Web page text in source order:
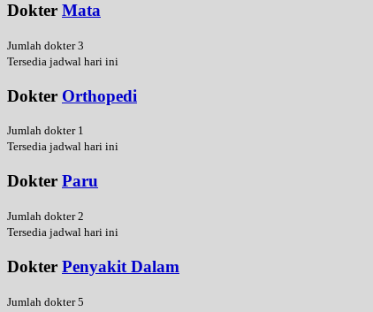
Dokter Mata
Jumlah dokter 3
Tersedia jadwal hari ini
Dokter Orthopedi
Jumlah dokter 1
Tersedia jadwal hari ini
Dokter Paru
Jumlah dokter 2
Tersedia jadwal hari ini
Dokter Penyakit Dalam
Jumlah dokter 5